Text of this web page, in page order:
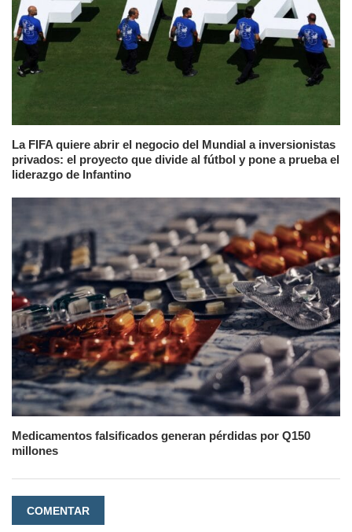
La FIFA quiere abrir el negocio del Mundial a inversionistas
privados: el proyecto que divide al fútbol y pone a prueba el
liderazgo de Infantino
Medicamentos falsificados generan pérdidas por Q150
millones
COMENTAR